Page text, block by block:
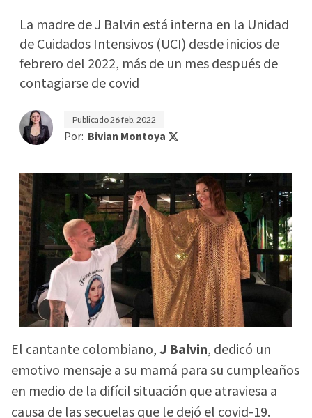
La madre de J Balvin está interna en la Unidad
de Cuidados Intensivos (UCI) desde inicios de
febrero del 2022, más de un mes después de
contagiarse de covid
Publicado26 feb. 2022
Por: Bivian Montoya
El cantante colombiano,J Balvin, dedicó un
emotivo mensaje a su mamá para su cumpleaños
en medio de la difícil situación que atraviesa a
causa de las secuelas que le dejó el covid-19.